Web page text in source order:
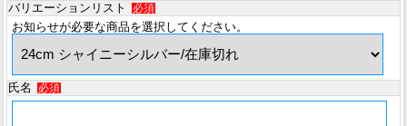
バリエーションリスト 必須
お知らせが必要な商品を選択してください。
氏名 必須